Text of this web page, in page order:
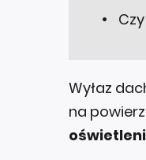
Wyłaz
na